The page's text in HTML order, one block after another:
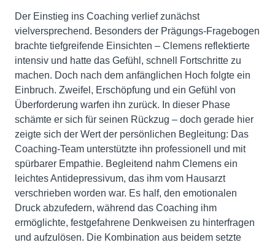
Der Einstieg ins Coaching verlief zunächst
vielversprechend. Besonders der Prägungs-Fragebogen
brachte tiefgreifende Einsichten – Clemens reflektierte
intensiv und hatte das Gefühl, schnell Fortschritte zu
machen. Doch nach dem anfänglichen Hoch folgte ein
Einbruch. Zweifel, Erschöpfung und ein Gefühl von
Überforderung warfen ihn zurück. In dieser Phase
schämte er sich für seinen Rückzug – doch gerade hier
zeigte sich der Wert der persönlichen Begleitung: Das
Coaching-Team unterstützte ihn professionell und mit
spürbarer Empathie. Begleitend nahm Clemens ein
leichtes Antidepressivum, das ihm vom Hausarzt
verschrieben worden war. Es half, den emotionalen
Druck abzufedern, während das Coaching ihm
ermöglichte, festgefahrene Denkweisen zu hinterfragen
und aufzulösen. Die Kombination aus beidem setzte